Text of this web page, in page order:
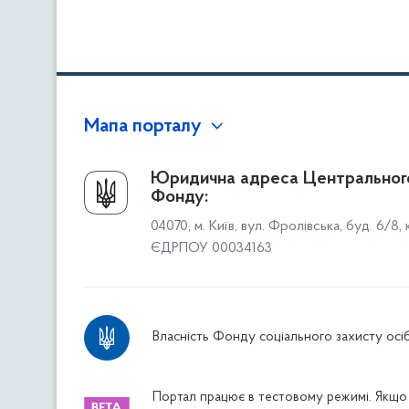
Мапа порталу
Про Фонд
Керівництво
Структура Фонду
Територіальні відділення
Дніпропетровське відділення
Житомирське відділення
Юридична адреса
Фонду:
04070, м. Київ, вул. Фролівська, буд. 6/8,
ЄДРПОУ 00034163
Власність Фонду соціального захисту осіб
Портал працює в тестовому режимі. Якщо